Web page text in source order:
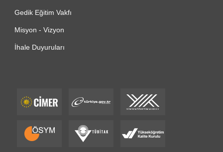
Gedik Eğitim Vakfı
Misyon - Vizyon
İhale Duyuruları